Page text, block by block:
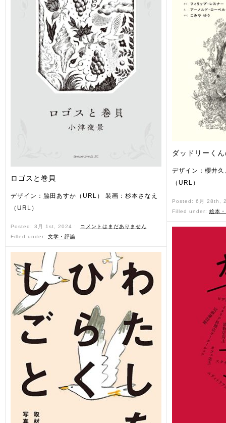
ロゴスと巻貝
デザイン：脇田あすか（URL） 装画：杉本さなえ
（URL）
Posted: 3月 1st, 2024 ˑ
コメントはまだありません
Filled under: 文学・評論
ダッドリーく
デザイン：櫻井
（URL）
Posted: 6月 28th,
Filled under: 絵本